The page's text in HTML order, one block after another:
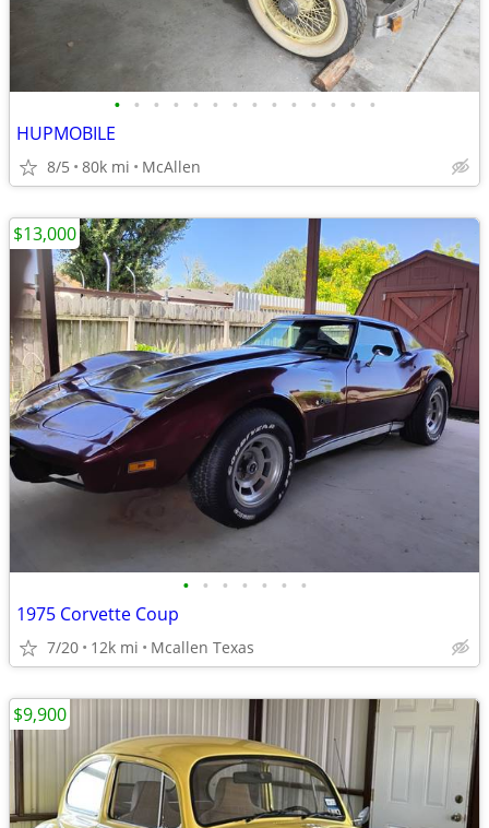
• • • • • • • • • • • • • •
HUPMOBILE
8/5 80k mi McAllen
• • • • • • •
1975 Corvette Coup
7/20 12k mi Mcallen Texas
$13,000
$9,900